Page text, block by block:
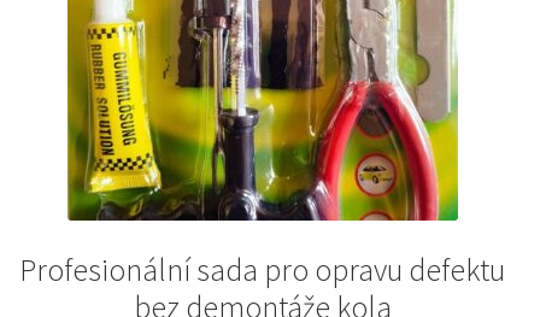
Profesionální sada pro opravu defektu
bez demontáže kola